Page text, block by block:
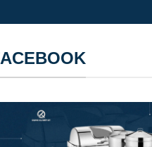
là trợ thủ đắc lực giúp
và truyền nhiệt đều khắp
dính tự nhiên từ đá